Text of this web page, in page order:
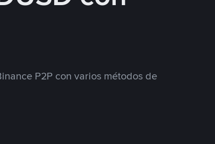
P2P con varios métodos de